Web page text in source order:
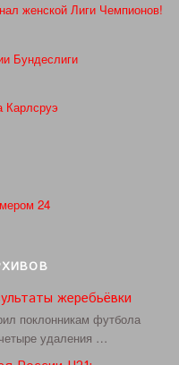
женской Лиги Чемпионов!
Бундеслиги
24
жеребьёвки
поклонникам футбола
удаления …